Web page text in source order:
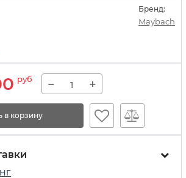
Бренд:
Maybach
руб − +
в корзину